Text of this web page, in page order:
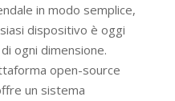
in modo semplice,
dispositivo è oggi
ogni dimensione.
open-source
un sistema